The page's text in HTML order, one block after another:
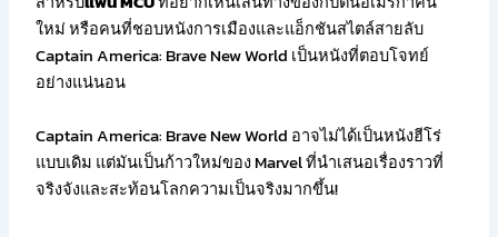
ใหม่ หรือคนที่ชอบหนังการเมืองและแอ็กชันสไตล์สายลับ
Captain America: Brave New World เป็นหนังที่ตอบโจทย์
อย่างแน่นอน
Captain America: Brave New World อาจไม่ได้เป็นหนังฮีโร่
แบบเดิม แต่มันเป็นก้าวใหม่ของ Marvel ที่นำเสนอเรื่องราวที่
จริงจังและสะท้อนโลกความเป็นจริงมากขึ้น!